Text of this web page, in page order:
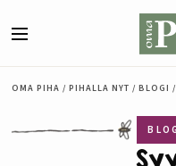
OMA PIHA / PIHALLA NYT / BLOGI /